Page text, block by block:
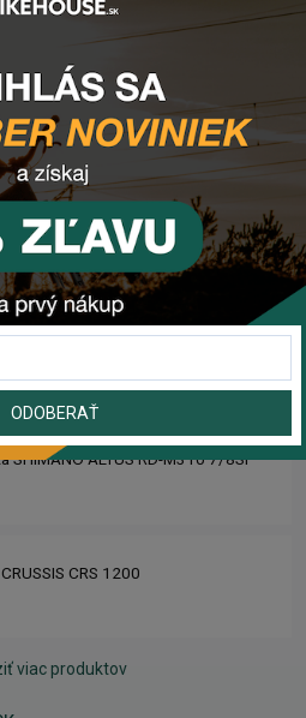
CHROMAG SYNTH
diel pre košík CRUSSIS YBC-01
TOURNEY RD-TY200 GS 6/7
SHIMANO ALTUS RD-M310 7/8SP
CRS 1200
viac produktov
ODOBERAŤ